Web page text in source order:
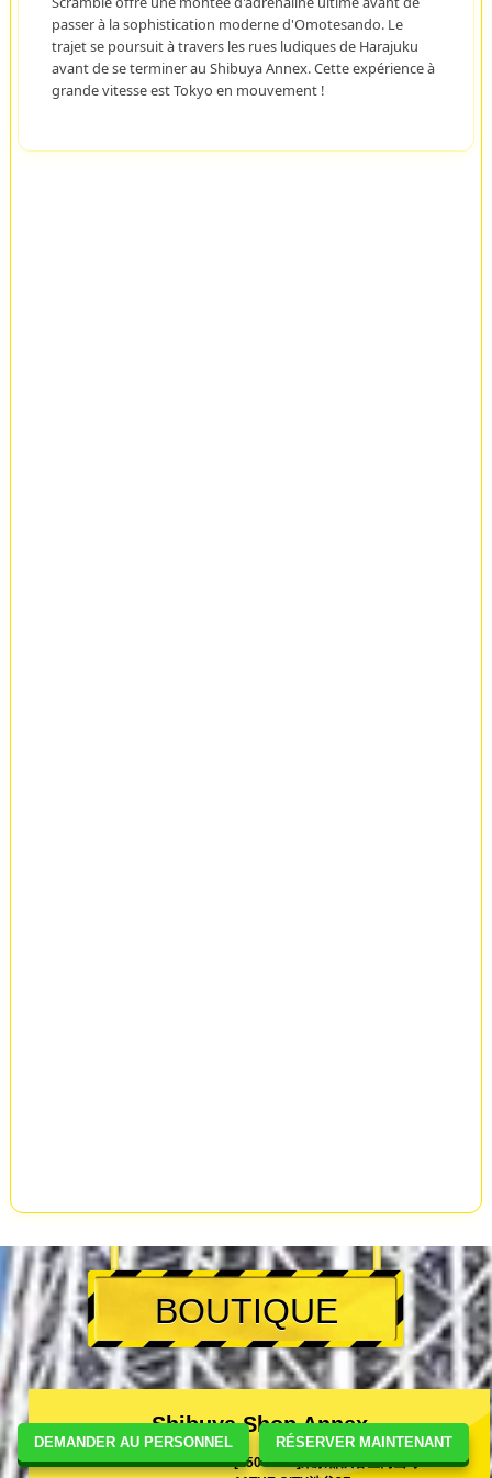
DEMANDER AU PERSONNEL RÉSERVER MAINTENANT
passer à la sophistication moderne d'Omotesando. Le
trajet se poursuit à travers les rues ludiques de Harajuku
avant de se terminer au Shibuya Annex. Cette expérience à
grande vitesse est Tokyo en mouvement !
BOUTIQUE
Shibuya Shop Annex
[150-0044]東京都渋谷区円山町10-